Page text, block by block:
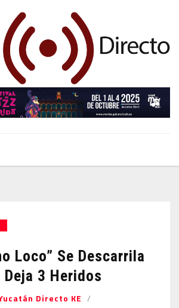
Loco” Se Descarrila
Deja 3 Heridos
Directo KE